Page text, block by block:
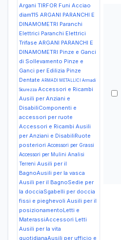
Argani TIRFOR Funi Acciao
diam115 ARGANI PARANCHI E
DINAMOMETRI Paranchi
Elettrici Paranchi Elettrici
Trifase ARGANI PARANCHI E
DINAMOMETRI Pinze e Ganci
di Sollevamento Pinze e
Ganci per Edilizia Pinze
Dentate ARMADI METALLICI Armadi
Sicurezza Accessori e Ricambi
Ausili per Anziani e
DisabiliComponenti e
accessori per ruote
Accessori e Ricambi Ausili
per Anziani e DisabiliRuote
posteriori Accessori per Grassi
Accessori per Mulini Analisi
Terreni Ausili per il
BagnoAusili per la vasca
Ausili per il BagnoSedie per
la docciaSgabelli per doccia
fissi e pieghevoli Ausili per il
posizionamentoLetti e
MaterassiAccessori Letti
Ausili per la vita
quotidianaAusili per ufficio e